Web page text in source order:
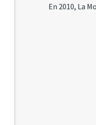
En 2010, La